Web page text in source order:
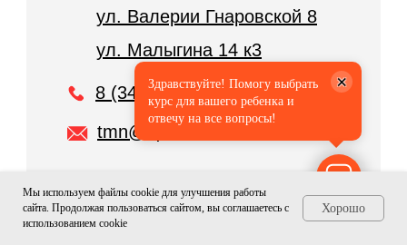
tmn@iq007.ru
ул. Валерии Гнаровской 8
ул. Малыгина 14 к3
8 (3452) 606-202
Мы используем файлы cookie для улучшения работы
сайта. Продолжая пользоваться сайтом, вы соглашаетесь с
использованием cookie
Хорошо
Здравствуйте! Помогу выбрать
курс для вашего ребенка и
отвечу на все вопросы!
×